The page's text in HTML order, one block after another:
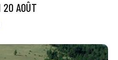
20 AOÛT